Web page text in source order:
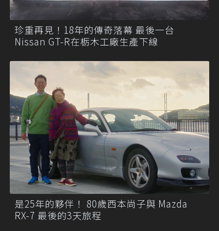
珍重再見！18年的傳奇落幕 最後一台
Nissan GT-R在栃木工廠生產下線
是25年的夥伴！ 80歲西本尚子與 Mazda
RX-7 最後的3天旅程